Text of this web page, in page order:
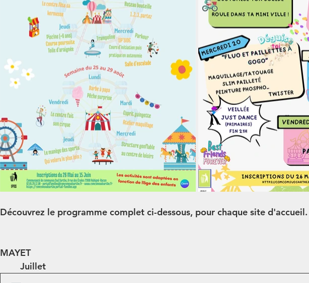
Découvrez le programme complet ci-dessous, pour chaque site d'accueil.
MAYET
	Juillet